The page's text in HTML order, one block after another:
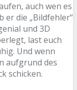
auch wen es
er die „Bildfehler“
und 3D
last euch
Und wenn
aufgrund des
schicken.